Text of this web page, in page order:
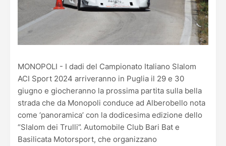
MONOPOLI - I dadi del Campionato Italiano Slalom
ACI Sport 2024 arriveranno in Puglia il 29 e 30
giugno e giocheranno la prossima partita sulla bella
strada che da Monopoli conduce ad Alberobello nota
come ‘panoramica’ con la dodicesima edizione dello
“Slalom dei Trulli”. Automobile Club Bari Bat e
Basilicata Motorsport, che organizzano